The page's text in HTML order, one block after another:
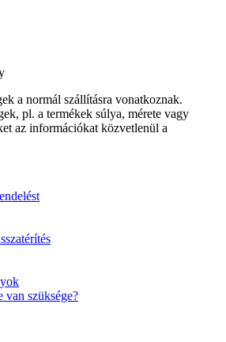
a normál szállításra vonatkoznak.
pl. a termékek súlya, mérete vagy
az információkat közvetlenül a
van szüksége?